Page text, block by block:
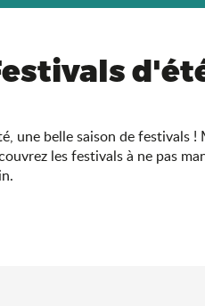
une belle saison de festivals
les festivals à ne pas